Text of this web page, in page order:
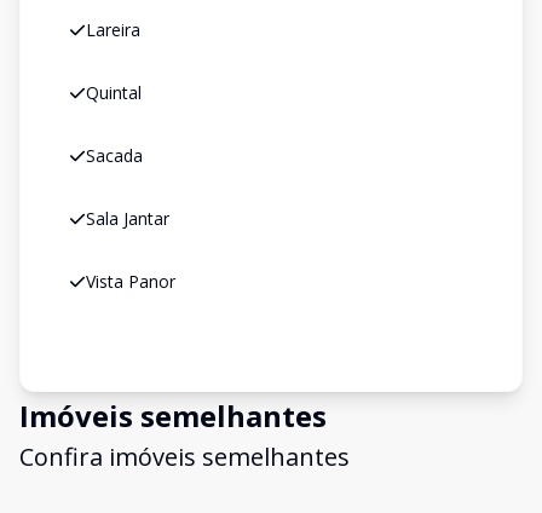
Lareira
Quintal
Sacada
Sala Jantar
Vista Panor
Imóveis semelhantes
Confira imóveis semelhantes